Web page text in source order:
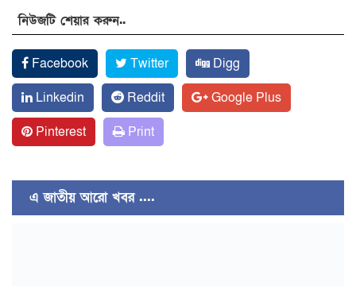
নিউজটি শেয়ার করুন..
Facebook Twitter
Digg
Linkedin
Reddit
Google Plus
Pinterest
Print
এ জাতীয় আরো খবর ....